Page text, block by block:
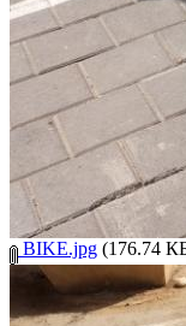
BIKE.jpg (176.74